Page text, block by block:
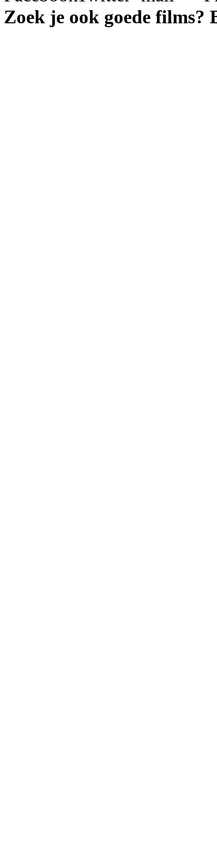
Zoek je ook goede films?